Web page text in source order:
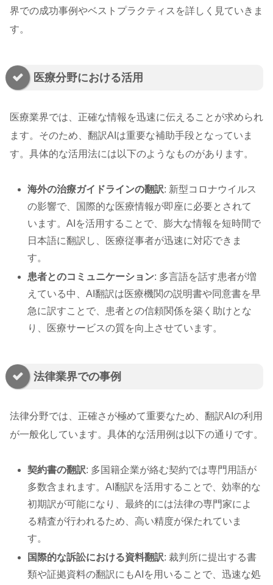
界での成功事例やベストプラクティスを詳しく見ていきま
す。
医療分野における活用
医療業界では、正確な情報を迅速に伝えることが求められ
ます。そのため、翻訳AIは重要な補助手段となっていま
す。具体的な活用法には以下のようなものがあります。
海外の治療ガイドラインの翻訳: 新型コロナウイルス
の影響で、国際的な医療情報が即座に必要とされて
います。AIを活用することで、膨大な情報を短時間で
日本語に翻訳し、医療従事者が迅速に対応できま
す。
患者とのコミュニケーション: 多言語を話す患者が増
えている中、AI翻訳は医療機関の説明書や同意書を早
急に訳すことで、患者との信頼関係を築く助けとな
り、医療サービスの質を向上させています。
法律業界での事例
法律分野では、正確さが極めて重要なため、翻訳AIの利用
が一般化しています。具体的な活用例は以下の通りです。
契約書の翻訳: 多国籍企業が絡む契約では専門用語が
多数含まれます。AI翻訳を活用することで、効率的な
初期訳が可能になり、最終的には法律の専門家によ
る精査が行われるため、高い精度が保たれていま
す。
国際的な訴訟における資料翻訳: 裁判所に提出する書
類や証拠資料の翻訳にもAIを用いることで、迅速な処